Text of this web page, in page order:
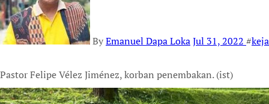
ByEmanuel Dapa LokaJul 31, 2022 #
Pastor Felipe Vélez Jiménez, korban penembakan. (ist)